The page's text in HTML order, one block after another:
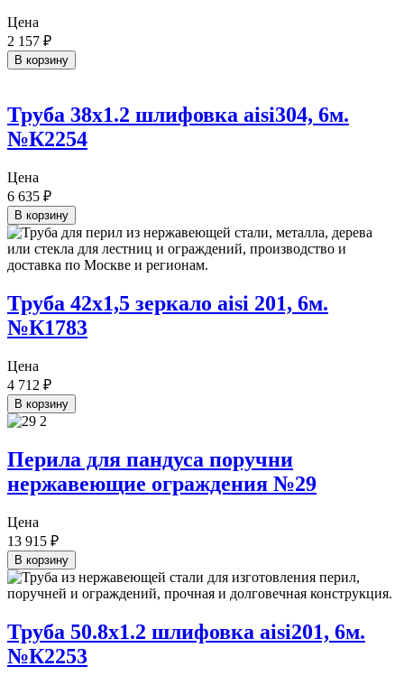
Цена
2 157 ₽
В корзину
Труба 38х1.2 шлифовка aisi304, 6м.
№К2254
Цена
6 635 ₽
В корзину
Труба 42х1,5 зеркало aisi 201, 6м.
№К1783
Цена
4 712 ₽
В корзину
Перила для пандуса поручни
нержавеющие ограждения №29
Цена
13 915 ₽
В корзину
Труба 50.8х1.2 шлифовка aisi201, 6м.
№К2253